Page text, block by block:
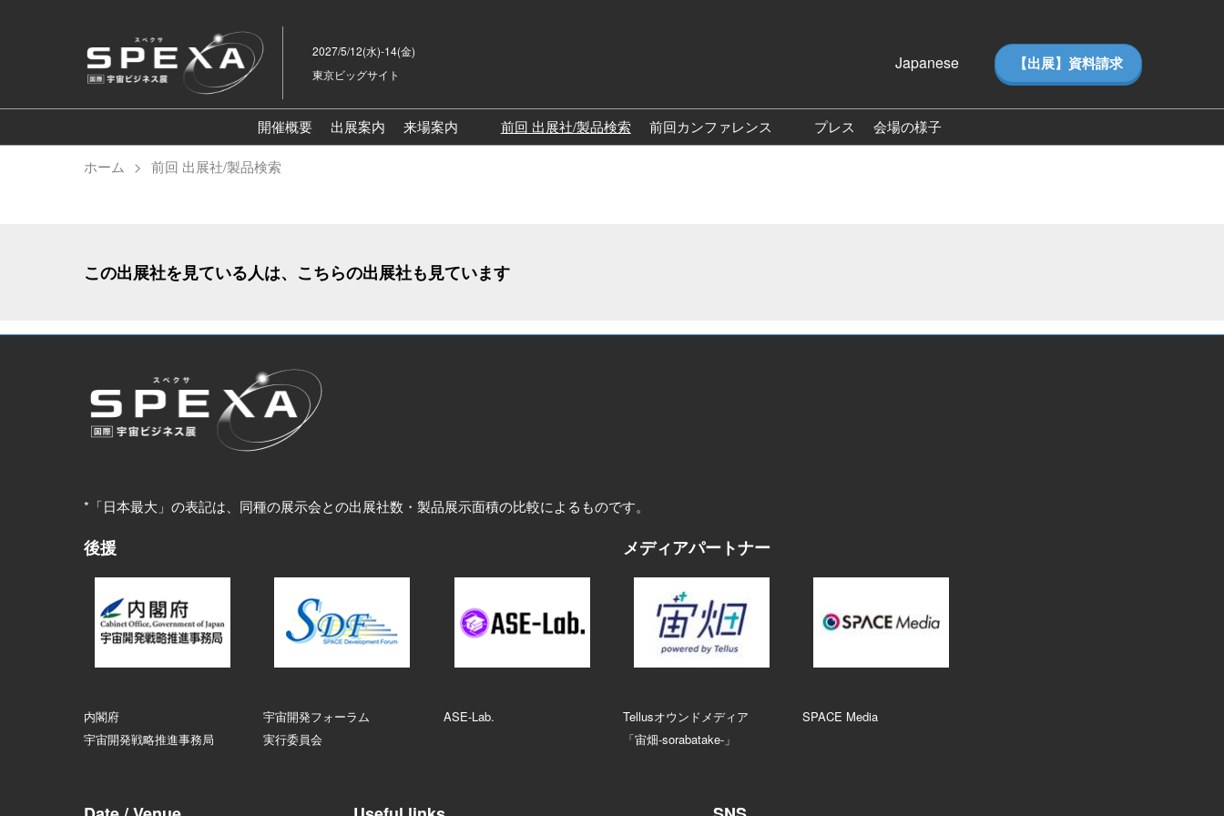
ッ
プ
進
む
2027/5/12(水)-14(金)
東京ビッグサイト
Japanese
English
【出展】資料請求
開催概要 出展案内
来場案内
前回 出展社/製品検索
前回カンファレンス
プレス
会場の様子
ホーム 前回 出展社/製品検索
この出展社を見ている人は、こちらの出展社も見ています
*「日本最大」の表記は、同種の展示会との出展社数・製品展示面積の比較によるものです。
後援
内閣府
宇宙開発戦略推進事務局
宇宙開発フォーラム
実行委員会
ASE‑Lab.
メディアパートナー
Tellusオウンドメディア
「宙畑-sorabatake-」
SPACE Media